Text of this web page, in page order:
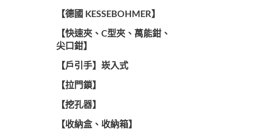
【德國 KESSEBOHMER】
【快速夾、C型夾、萬能鉗、
尖口鉗】
【戶引手】崁入式
【拉門鎖】
【挖孔器】
【收納盒、收納箱】